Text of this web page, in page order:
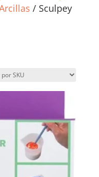
/ Sculpey